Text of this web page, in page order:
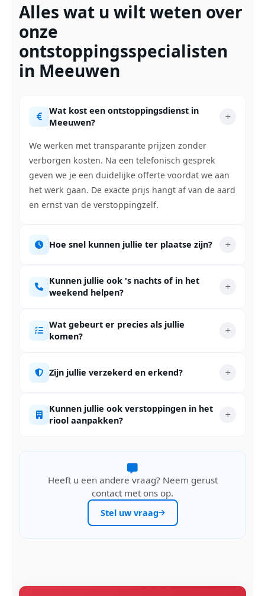
Alles wat u wilt weten over
onze
ontstoppingsspecialisten
in Meeuwen
Wat kost een ontstoppingsdienst in
Meeuwen?
We werken met transparante prijzen zonder
verborgen kosten. Na een telefonisch gesprek
geven we je een duidelijke offerte voordat we aan
het werk gaan. De exacte prijs hangt af van de aard
en ernst van de verstoppingzelf.
Hoe snel kunnen jullie ter plaatse zijn?
Kunnen jullie ook 's nachts of in het
weekend helpen?
Wat gebeurt er precies als jullie
komen?
Zijn jullie verzekerd en erkend?
Kunnen jullie ook verstoppingen in het
riool aanpakken?
Heeft u een andere vraag? Neem gerust
contact met ons op.
Stel uw vraag